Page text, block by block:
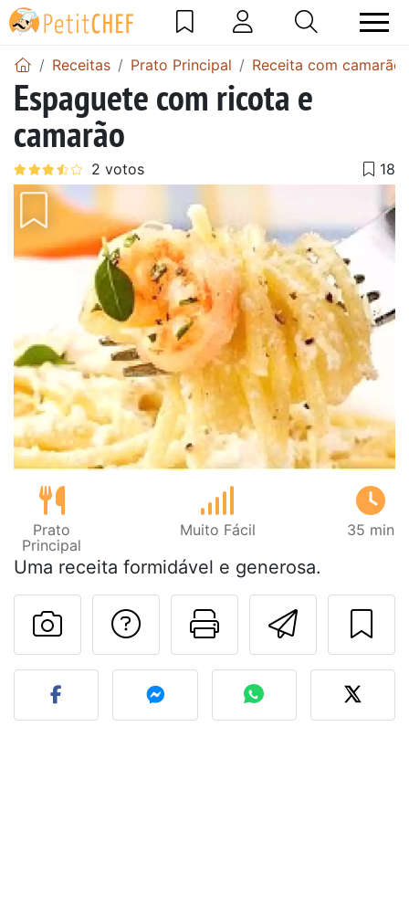
Receitas Prato Principal Receita com camarão
Espaguete com ricota e
camarão
Prato
Principal
Muito Fácil 35 min
Uma receita formidável e generosa.
Imprima
Falar com o autor
Fez esta receita?